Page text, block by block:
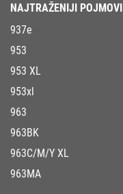
NAJTRAŽENIJI POJMOVI
937e
953
953 XL
953xl
963
963BK
963C/M/Y XL
963MA